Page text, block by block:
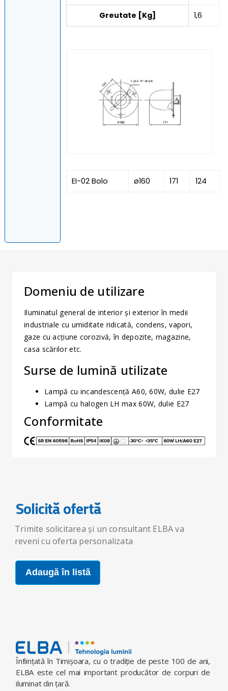
Greutate [Kg] 1,6
EI-02 Bolo ø160 171 124
Domeniu de utilizare
Iluminatul general de interior şi exterior în medii
industriale cu umiditate ridicată, condens, vapori,
gaze cu acţiune corozivă, în depozite, magazine,
casa scărilor etc.
Surse de lumină utilizate
Lampă cu incandescență A60, 60W, dulie E27
Lampă cu halogen LH max 60W, dulie E27
Conformitate
Solicită ofertă
Trimite solicitarea și un consultant ELBA va
reveni cu oferta personalizata
Adaugă în listă
Înfiinţată în Timişoara, cu o tradiţie de peste 100 de ani,
ELBA este cel mai important producător de corpuri de
iluminat din ţară.